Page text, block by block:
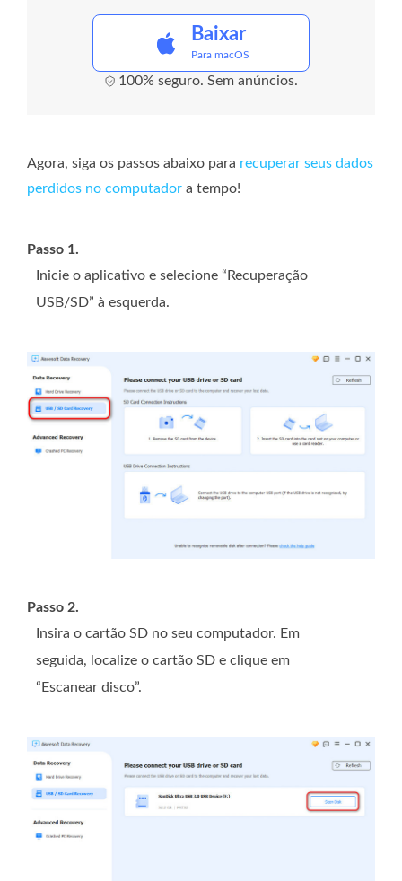
Baixar
Para macOS
100% seguro. Sem anúncios.
Agora, siga os passos abaixo para recuperar seus dados
perdidos no computador a tempo!
Passo 1.
Inicie o aplicativo e selecione “Recuperação
USB/SD” à esquerda.
Passo 2.
Insira o cartão SD no seu computador. Em
seguida, localize o cartão SD e clique em
“Escanear disco”.